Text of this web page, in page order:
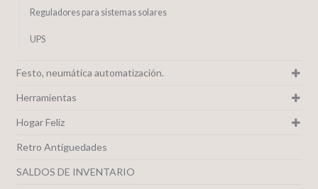
Reguladores para sistemas solares
UPS
Festo, neumática automatización.
Herramientas
Hogar Feliz
Retro Antiguedades
SALDOS DE INVENTARIO